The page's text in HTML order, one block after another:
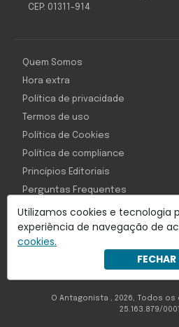
Utilizamos cookies e tecnologia
experiência de navegação de
cookies.
FECHAR
CEP: 01311-914
Com inteligência e tecnologia:
Object1ve - Marketing Solution
Quem Somos
Hora extra
Política de privacidade
Termos de uso
Política de Cookies
Política de compliance
Princípios Editoriais
Perguntas Frequentes
O Antagonista , 2026, Todos
25.163.879/